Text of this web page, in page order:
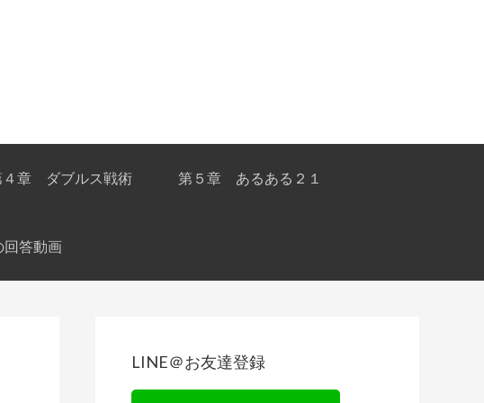
４章 ダブルス戦術 第５章 あるある２１
回答動画
Sidebar
LINE＠お友達登録